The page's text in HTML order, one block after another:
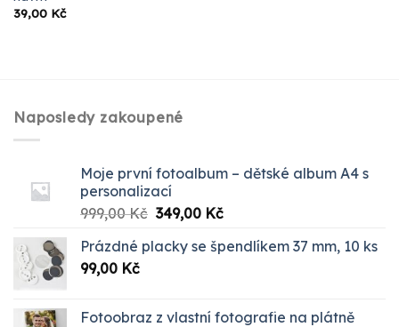
39,00 Kč
Naposledy zakoupené
Moje první fotoalbum – dětské album A4 s
personalizací
999,00Kč Původní
byla:
349,00 KčAktuální
je:
Prázdné placky se špendlíkem 37 mm, 10 ks
99,00 Kč
Fotoobraz z vlastní fotografie na plátně